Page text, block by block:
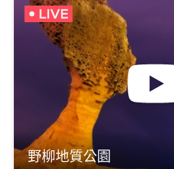
野柳地質公園